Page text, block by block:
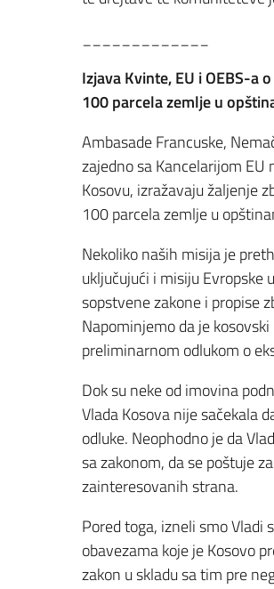
Izjava Kvinte, EU i OEBS-a
100 parcela zemlje u
Ambasade Francuske,
zajedno sa Kancelarijom
Kosovu, izražavaju žaljenje
100 parcela zemlje u
Nekoliko naših misija je
uključujući i misiju Evropske
sopstvene zakone i propise
Napominjemo da je
preliminarnom odlukom o
Dok su neke od imovina
Vlada Kosova nije sačekala
odluke. Neophodno je da
sa zakonom, da se poštuje
zainteresovanih strana.
Pored toga, izneli smo Vladi
obavezama koje je Kosovo
zakon u skladu sa tim pre